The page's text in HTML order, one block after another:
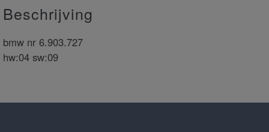
Beschrijving
bmw nr 6.903.727
hw:04 sw:09